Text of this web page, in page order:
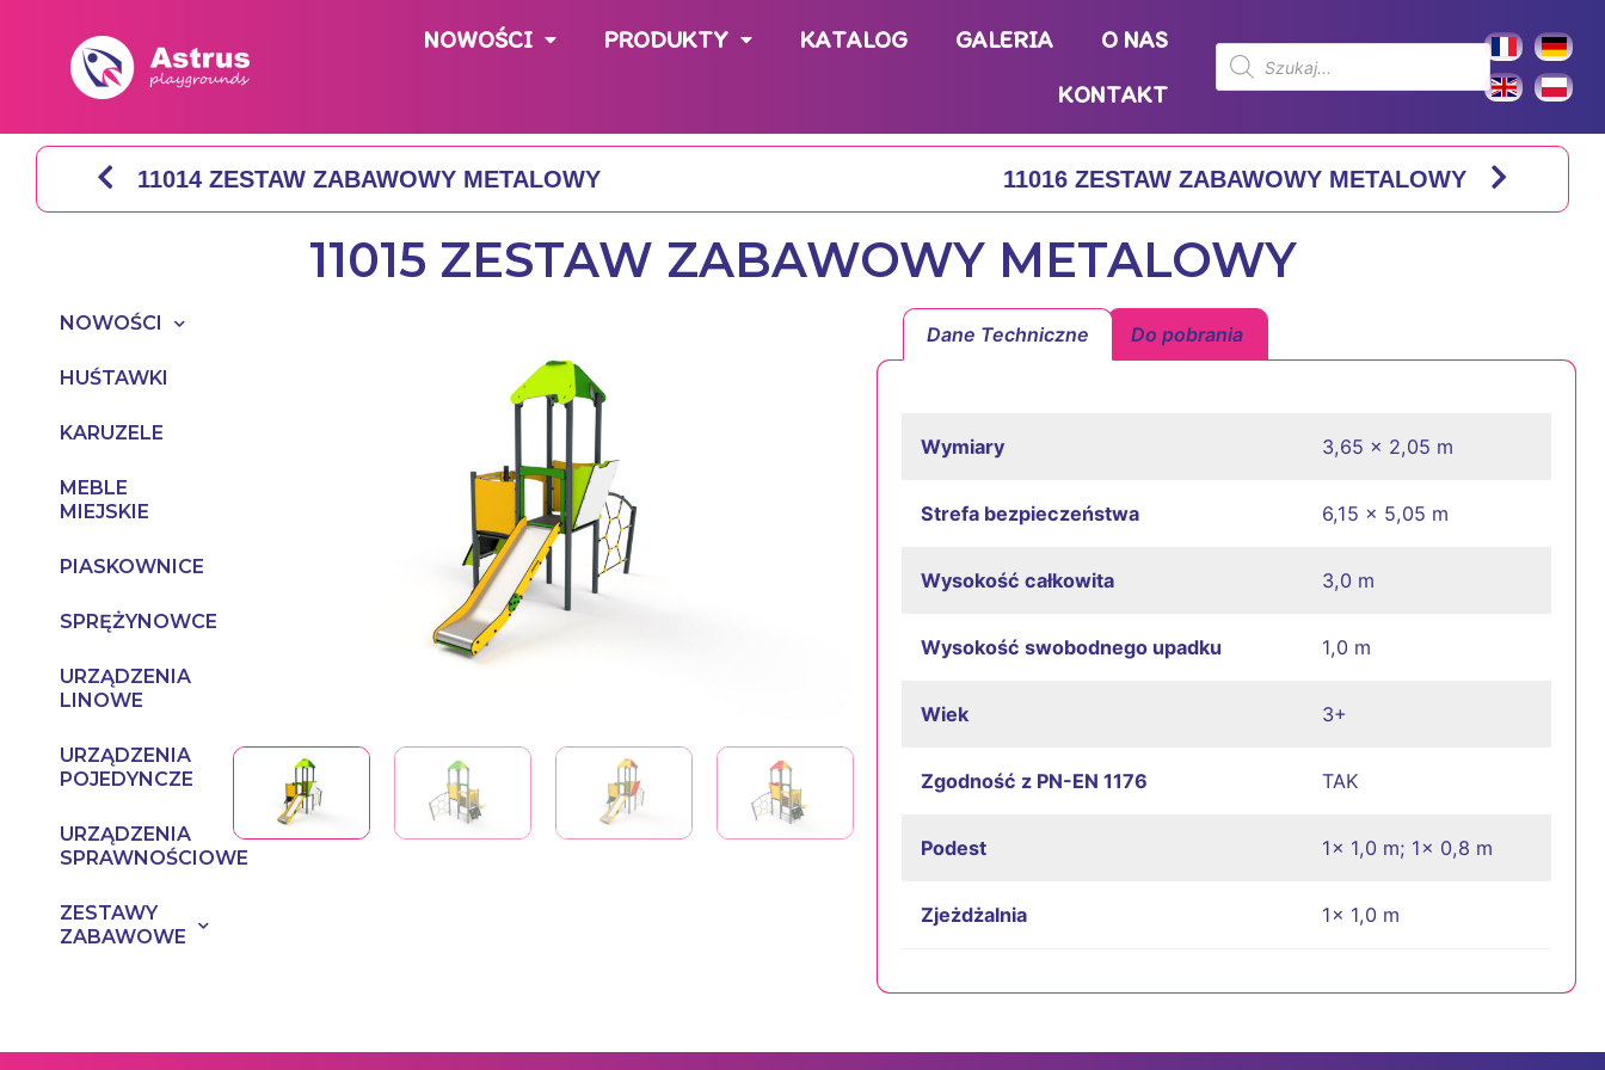
NOWOŚCI PRODUKTY KATALOG GALERIA
O NAS
KONTAKT
11014 ZESTAW ZABAWOWY METALOWY 11016 ZESTAW ZABAWOWY METALOWY
11015 ZESTAW ZABAWOWY METALOWY
NOWOŚCI
HUŚTAWKI
KARUZELE
MEBLE
MIEJSKIE
PIASKOWNICE
SPRĘŻYNOWCE
URZĄDZENIA
LINOWE
URZĄDZENIA
POJEDYNCZE
URZĄDZENIA
SPRAWNOŚCIOWE
ZESTAWY
ZABAWOWE
Dane Techniczne Do pobrania
Wymiary 3,65 x 2,05 m
Strefa bezpieczeństwa 6,15 x 5,05 m
Wysokość całkowita 3,0 m
Wysokość swobodnego upadku 1,0 m
Wiek 3+
Zgodność z PN-EN 1176 TAK
Podest 1x 1,0 m; 1x 0,8 m
Zjeżdżalnia 1x 1,0 m